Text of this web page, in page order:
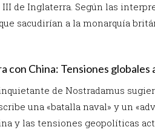
III de Inglaterra. Según las
sacudirían a la monarquía
con China: Tensiones globales
de Nostradamus
una «batalla naval» y un
y las tensiones geopolíticas